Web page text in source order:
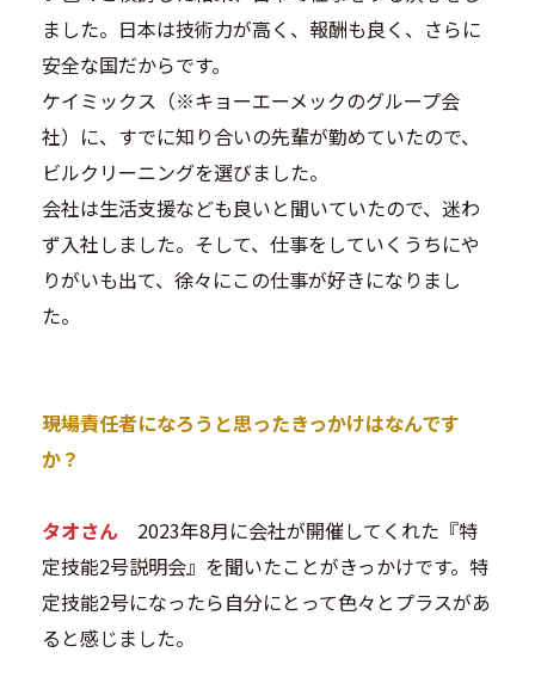
ました。日本は技術力が高く、報酬も良く、さらに
安全な国だからです。
ケイミックス（※キョーエーメックのグループ会
社）に、すでに知り合いの先輩が勤めていたので、
ビルクリーニングを選びました。
会社は生活支援なども良いと聞いていたので、迷わ
ず入社しました。そして、仕事をしていくうちにや
りがいも出て、徐々にこの仕事が好きになりまし
た。
―――現場責任者になろうと思ったきっかけはなんです
か？
タオさん 2023年8月に会社が開催してくれた『特
定技能2号説明会』を聞いたことがきっかけです。特
定技能2号になったら自分にとって色々とプラスがあ
ると感じました。